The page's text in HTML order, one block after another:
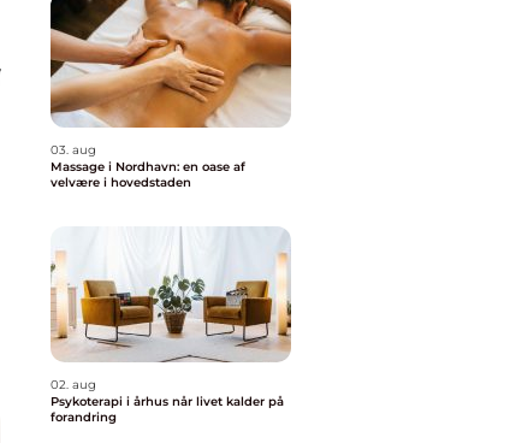
03. aug
Massage i Nordhavn: en oase af
velvære i hovedstaden
02. aug
Psykoterapi i århus når livet kalder på
forandring